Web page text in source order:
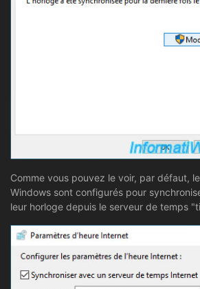
Comme vous pouvez le voir, par défaut,
Windows sont configurés pour
leur horloge depuis le serveur de temps